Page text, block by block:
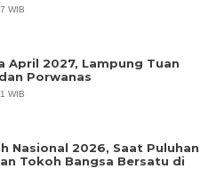
WIB
April 2027, Lampung Tuan
Porwanas
WIB
Nasional 2026, Saat Puluhan
Tokoh Bangsa Bersatu di